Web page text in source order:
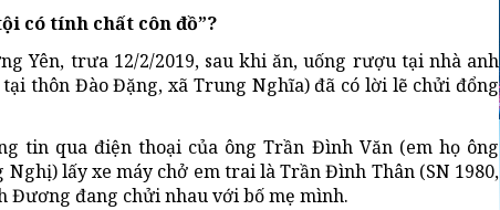
có tính chất côn đồ”?
Yên, trưa 12/2/2019, sau khi ăn, uống rượu tại nhà anh
thôn Đào Đặng, xã Trung Nghĩa) đã có lời lẽ chửi đổng
tin qua điện thoại của ông Trần Đình Văn (em họ ông
lấy xe máy chở em trai là Trần Đình Thân (SN 1980,
Đương đang chửi nhau với bố mẹ mình.